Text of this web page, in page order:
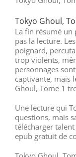
Tokyo Ghoul,
La fin résumé un
pas la lecture.
poignard,
trop violents,
personnages
captivante, mais
Ghoul, Tome 1
Une lecture qui
questions, mais
télécharger
epub gratuit de